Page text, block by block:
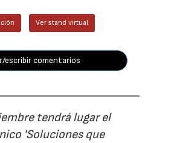
Ver stand virtual
escribir comentarios
tendrá lugar el
'Soluciones que